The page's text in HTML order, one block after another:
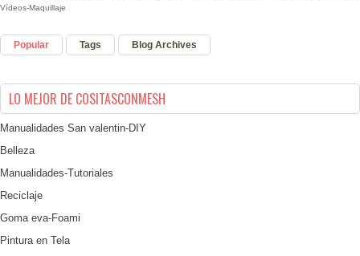
Vídeos-Maquillaje
Popular Tags Blog Archives
LO MEJOR DE COSITASCONMESH
Manualidades San valentin-DIY
Belleza
Manualidades-Tutoriales
Reciclaje
Goma eva-Foami
Pintura en Tela